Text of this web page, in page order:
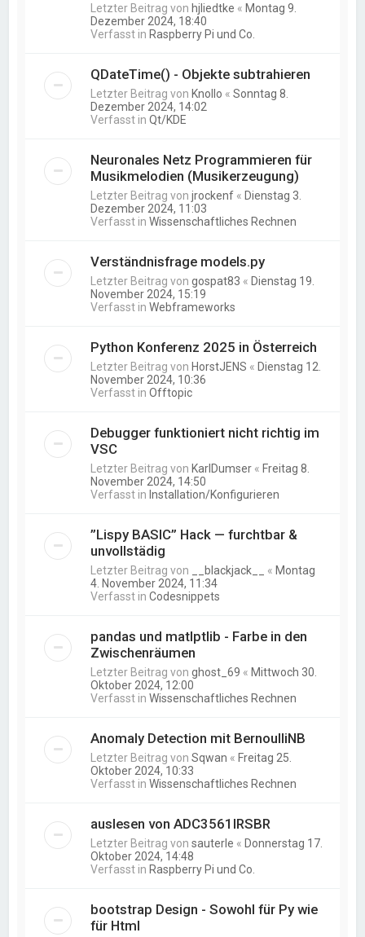
Letzter Beitrag von hjliedtke « Montag 9.
Dezember 2024, 18:40
Verfasst in Raspberry Pi und Co.
QDateTime() - Objekte subtrahieren
Letzter Beitrag von Knollo «Sonntag 8.
Dezember 2024, 14:02
Verfasst inQt/KDE
Neuronales Netz Programmieren für
Musikmelodien (Musikerzeugung)
Letzter Beitrag vonjrockenf « Dienstag 3.
Dezember 2024, 11:03
Verfasst inWissenschaftliches Rechnen
Verständnisfrage models.py
Letzter Beitrag vongospat83 « Dienstag 19.
November 2024, 15:19
Verfasst inWebframeworks
Python Konferenz 2025 in Österreich
Letzter Beitrag von HorstJENS « Dienstag 12.
November 2024, 10:36
Verfasst inOfftopic
Debugger funktioniert nicht richtig im
VSC
Letzter Beitrag von KarlDumser « Freitag 8.
November 2024, 14:50
Verfasst in Installation/Konfigurieren
”Lispy BASIC” Hack — furchtbar &
unvollstädig
Letzter Beitrag von __blackjack__ « Montag
4. November 2024, 11:34
Verfasst inCodesnippets
pandas und matlptlib - Farbe in den
Zwischenräumen
Letzter Beitrag vonghost_69 « Mittwoch 30.
Oktober 2024, 12:00
Verfasst inWissenschaftliches Rechnen
Anomaly Detection mit BernoulliNB
Letzter Beitrag vonSqwan « Freitag 25.
Oktober 2024, 10:33
Verfasst inWissenschaftliches Rechnen
auslesen von ADC3561IRSBR
Letzter Beitrag vonsauterle « Donnerstag 17.
Oktober 2024, 14:48
Verfasst in Raspberry Pi und Co.
bootstrap Design - Sowohl für Py wie
für Html